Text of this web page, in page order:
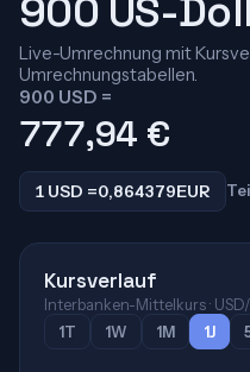
900 US-
Live-Umrechnung mit
Umrechnungstabellen.
900 USD =
777,94 €
1 USD =0,864379EUR
Kursverlauf
Interbanken-Mittelkurs ·
1T
1W 1M 1J